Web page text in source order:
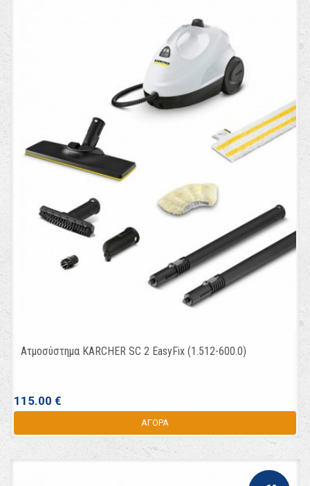
Ατμοσύστημα KARCHER SC 2 EasyFix (1.512-600.0)
115.00 €
ΑΓΟΡΑ